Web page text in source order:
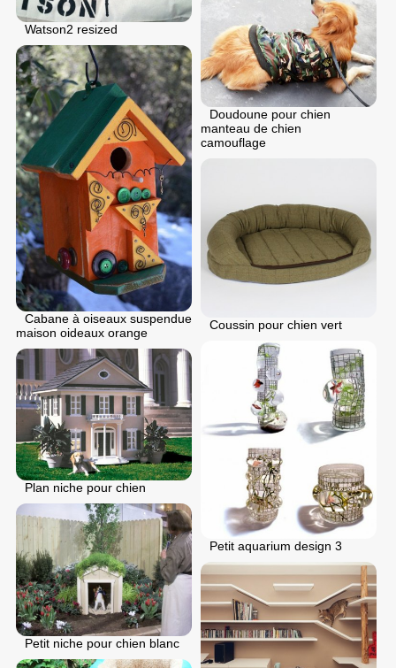
Watson2 resized
Doudoune pour chien
manteau de chien
camouflage
Cabane à oiseaux suspendue
maison oideaux orange
Coussin pour chien vert
Petit aquarium design 3
Plan niche pour chien
Petit niche pour chien blanc